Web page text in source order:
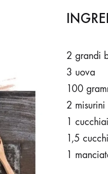
2 grandi
3 uova
100
2
1
1,5
1